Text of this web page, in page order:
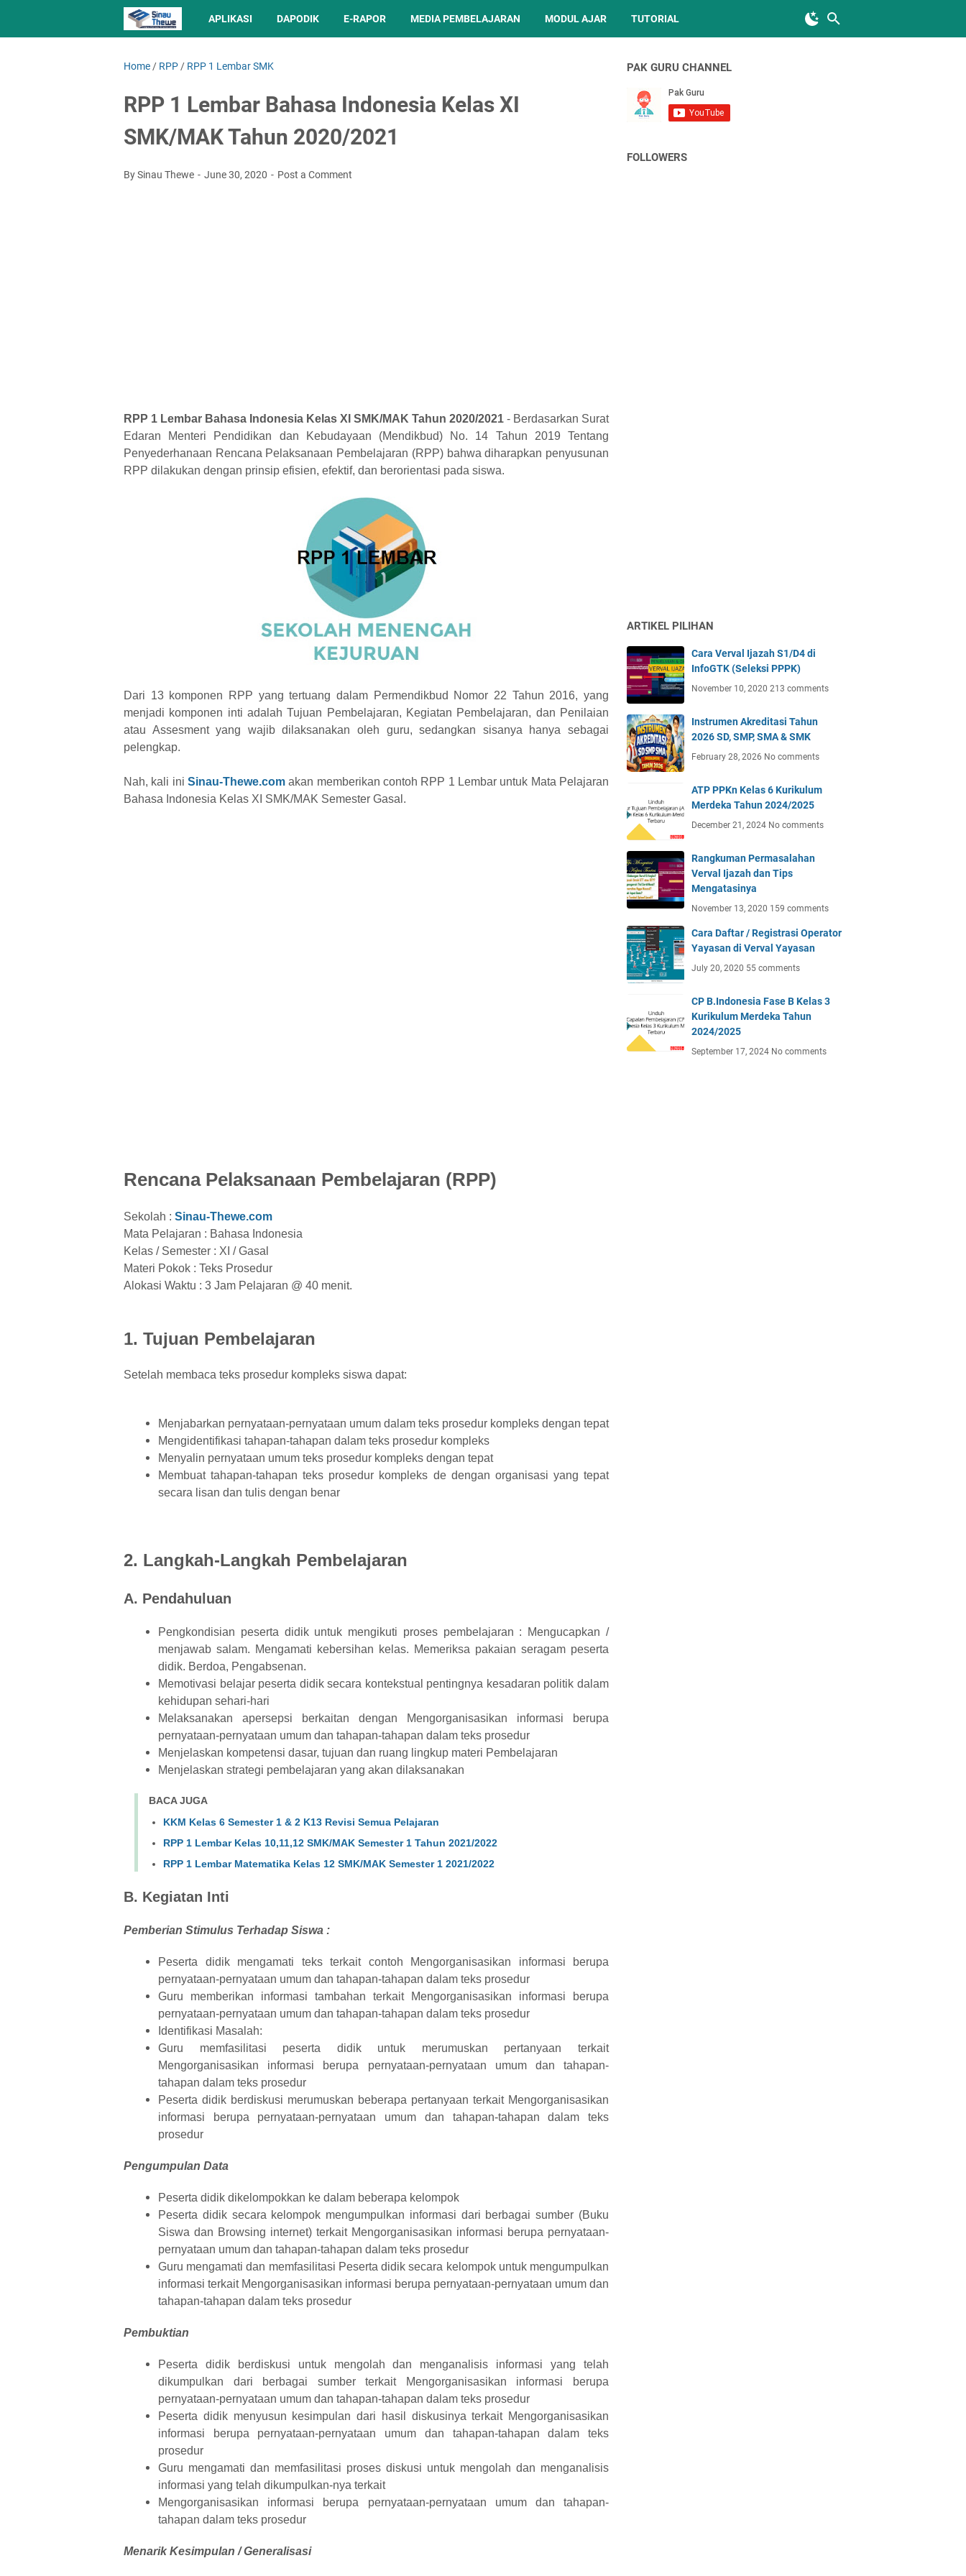
APLIKASI DAPODIK E-RAPOR MEDIA PEMBELAJARAN MODUL AJAR TUTORIAL
Home / RPP / RPP 1 Lembar SMK
RPP 1 Lembar Bahasa Indonesia Kelas XI
SMK/MAK Tahun 2020/2021
By Sinau Thewe June 30, 2020 Post a Comment
RPP 1 Lembar Bahasa Indonesia Kelas XI SMK/MAK Tahun 2020/2021 - Berdasarkan Surat
Edaran Menteri Pendidikan dan Kebudayaan (Mendikbud) No. 14 Tahun 2019 Tentang
Penyederhanaan Rencana Pelaksanaan Pembelajaran (RPP) bahwa diharapkan penyusunan
RPP dilakukan dengan prinsip efisien, efektif, dan berorientasi pada siswa.
Dari 13 komponen RPP yang tertuang dalam Permendikbud Nomor 22 Tahun 2016, yang
menjadi komponen inti adalah Tujuan Pembelajaran, Kegiatan Pembelajaran, dan Penilaian
atau Assesment yang wajib dilaksanakan oleh guru, sedangkan sisanya hanya sebagai
pelengkap.
Nah, kali ini Sinau-Thewe.com akan memberikan contoh RPP 1 Lembar untuk Mata Pelajaran
Bahasa Indonesia Kelas XI SMK/MAK Semester Gasal.
Rencana Pelaksanaan Pembelajaran (RPP)
Sekolah : Sinau-Thewe.com
Mata Pelajaran : Bahasa Indonesia
Kelas / Semester : XI / Gasal
Materi Pokok : Teks Prosedur
Alokasi Waktu : 3 Jam Pelajaran @ 40 menit.
1. Tujuan Pembelajaran
Setelah membaca teks prosedur kompleks siswa dapat:
Menjabarkan pernyataan-pernyataan umum dalam teks prosedur kompleks dengan tepat
Mengidentifikasi tahapan-tahapan dalam teks prosedur kompleks
Menyalin pernyataan umum teks prosedur kompleks dengan tepat
Membuat tahapan-tahapan teks prosedur kompleks de dengan organisasi yang tepat
secara lisan dan tulis dengan benar
2. Langkah-Langkah Pembelajaran
A. Pendahuluan
Pengkondisian peserta didik untuk mengikuti proses pembelajaran : Mengucapkan /
menjawab salam. Mengamati kebersihan kelas. Memeriksa pakaian seragam peserta
didik. Berdoa, Pengabsenan.
Memotivasi belajar peserta didik secara kontekstual pentingnya kesadaran politik dalam
kehidupan sehari-hari
Melaksanakan apersepsi berkaitan dengan Mengorganisasikan informasi berupa
pernyataan-pernyataan umum dan tahapan-tahapan dalam teks prosedur
Menjelaskan kompetensi dasar, tujuan dan ruang lingkup materi Pembelajaran
Menjelaskan strategi pembelajaran yang akan dilaksanakan
BACA JUGA
KKM Kelas 6 Semester 1 & 2 K13 Revisi Semua Pelajaran
RPP 1 Lembar Kelas 10,11,12 SMK/MAK Semester 1 Tahun 2021/2022
RPP 1 Lembar Matematika Kelas 12 SMK/MAK Semester 1 2021/2022
B. Kegiatan Inti
Pemberian Stimulus Terhadap Siswa :
Peserta didik mengamati teks terkait contoh Mengorganisasikan informasi berupa
pernyataan-pernyataan umum dan tahapan-tahapan dalam teks prosedur
Guru memberikan informasi tambahan terkait Mengorganisasikan informasi berupa
pernyataan-pernyataan umum dan tahapan-tahapan dalam teks prosedur
Identifikasi Masalah:
Guru memfasilitasi peserta didik untuk merumuskan pertanyaan terkait
Mengorganisasikan informasi berupa pernyataan-pernyataan umum dan tahapan-
tahapan dalam teks prosedur
Peserta didik berdiskusi merumuskan beberapa pertanyaan terkait Mengorganisasikan
informasi berupa pernyataan-pernyataan umum dan tahapan-tahapan dalam teks
prosedur
Pengumpulan Data
Peserta didik dikelompokkan ke dalam beberapa kelompok
Peserta didik secara kelompok mengumpulkan informasi dari berbagai sumber (Buku
Siswa dan Browsing internet) terkait Mengorganisasikan informasi berupa pernyataan-
pernyataan umum dan tahapan-tahapan dalam teks prosedur
Guru mengamati dan memfasilitasi Peserta didik secara kelompok untuk mengumpulkan
informasi terkait Mengorganisasikan informasi berupa pernyataan-pernyataan umum dan
tahapan-tahapan dalam teks prosedur
Pembuktian
Peserta didik berdiskusi untuk mengolah dan menganalisis informasi yang telah
dikumpulkan dari berbagai sumber terkait Mengorganisasikan informasi berupa
pernyataan-pernyataan umum dan tahapan-tahapan dalam teks prosedur
Peserta didik menyusun kesimpulan dari hasil diskusinya terkait Mengorganisasikan
informasi berupa pernyataan-pernyataan umum dan tahapan-tahapan dalam teks
prosedur
Guru mengamati dan memfasilitasi proses diskusi untuk mengolah dan menganalisis
informasi yang telah dikumpulkan-nya terkait
Mengorganisasikan informasi berupa pernyataan-pernyataan umum dan tahapan-
tahapan dalam teks prosedur
Menarik Kesimpulan / Generalisasi
PAK GURU CHANNEL
FOLLOWERS
ARTIKEL PILIHAN
Cara Verval Ijazah S1/D4 di
InfoGTK (Seleksi PPPK)
November 10, 2020 213 comments
Instrumen Akreditasi Tahun
2026 SD, SMP, SMA & SMK
February 28, 2026 No comments
ATP PPKn Kelas 6 Kurikulum
Merdeka Tahun 2024/2025
December 21, 2024 No comments
Rangkuman Permasalahan
Verval Ijazah dan Tips
Mengatasinya
November 13, 2020 159 comments
Cara Daftar / Registrasi Operator
Yayasan di Verval Yayasan
July 20, 2020 55 comments
CP B.Indonesia Fase B Kelas 3
Kurikulum Merdeka Tahun
2024/2025
September 17, 2024 No comments